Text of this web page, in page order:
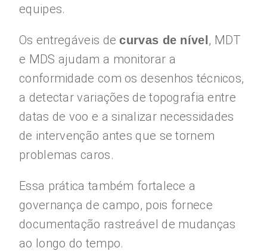
equipes.
Os entregáveis decurvas de nível , MDT
e MDS ajudam a monitorar a
conformidade com os desenhos técnicos,
a detectar variações de topografia entre
datas de voo e a sinalizar necessidades
de intervenção antes que se tornem
problemas caros.
Essa prática também fortalece a
governança de campo, pois fornece
documentação rastreável de mudanças
ao longo do tempo.